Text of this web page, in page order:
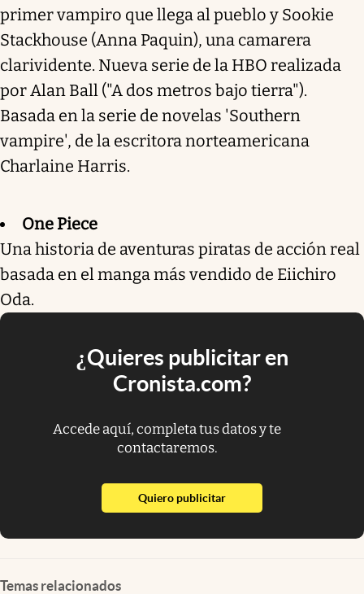
primer vampiro que llega al pueblo y Sookie
Stackhouse (Anna Paquin), una camarera
clarividente. Nueva serie de la HBO realizada
por Alan Ball ("A dos metros bajo tierra").
Basada en la serie de novelas 'Southern
vampire', de la escritora norteamericana
Charlaine Harris.
One Piece
Una historia de aventuras piratas de acción real
basada en el manga más vendido de Eiichiro
Oda.
¿Quieres publicitar en
Cronista.com?
Accede aquí, completa tus datos y te
contactaremos.
Quiero publicitarabre en nueva pestaña
Temas relacionados